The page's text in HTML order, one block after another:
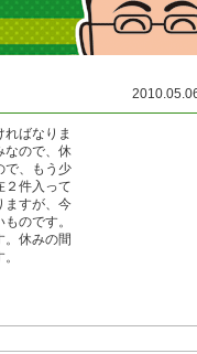
ばなりま
なので、休
で、もう少
２件入って
ますが、今
のです。
。休みの間